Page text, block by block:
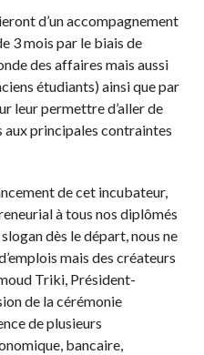
d’un accompagnement
3 mois par le biais de
des affaires mais aussi
étudiants) ainsi que par
leur permettre d’aller de
aux principales contraintes
de cet incubateur,
à tous nos diplômés
dès le départ, nous ne
mais des créateurs
Triki, Président-
de la cérémonie
de plusieurs
bancaire,